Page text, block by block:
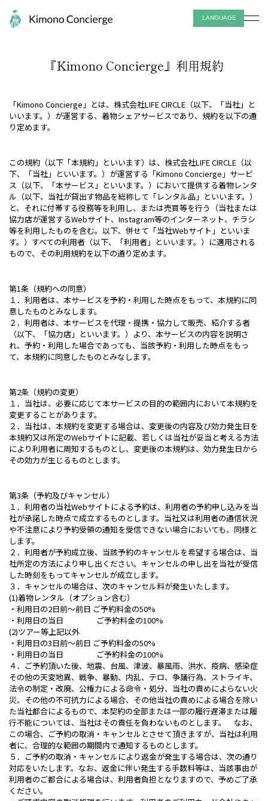
LANGUAGE
中文
『Kimono Concierge』利用規約
「Kimono Concierge」とは、株式会社LIFE CIRCLE（以下、「当社」と
いいます。）が運営する、着物シェアサービスであり、規約を以下の通
り定めます。
この規約（以下「本規約」といいます）は、株式会社LIFE CIRCLE（以
下、「当社」といいます。）が運営する「Kimono Concierge」サービ
ス（以下、「本サービス」といいます。）において提供する着物レンタ
ル（以下、当社が貸出す物品を総称して「レンタル品」といいます。）
と、それに付帯する役務等を利用し、または売買等を行う（当社または
協力店が運営するWebサイト、Instagram等のインターネット、チラシ
等を利用したものを含む。以下、併せて「当社Webサイト」といいま
す。）すべての利用者（以下、「利用者」といいます。）に適用される
もので、その利用規約を以下の通り定めます。
第1条（規約への同意）
１．利用者は、本サービスを予約・利用した時点をもって、本規約に同
意したものとみなします。
２．利用者は、本サービスを代理・提携・協力して販売、紹介する者
（以下、「協力店」といいます。）より、本サービスの内容を説明さ
れ、予約・利用した場合であっても、当該予約・利用した時点をもっ
て、本規約に同意したものとみなします。
第2条（規約の変更）
１．当社は、必要に応じて本サービスの目的の範囲内において本規約を
変更することがあります。
２．当社は、本規約を変更する場合は、変更後の内容及び効力発生日を
本規約又は所定のWebサイトに記載、若しくは当社が妥当と考える方法
により利用者に周知するものとし、変更後の本規約は、効力発生日から
その効力が生じるものとします。
第3条（予約及びキャンセル）
１．利用者の当社Webサイトによる予約は、利用者の予約申し込みを当
社が承諾した時点で成立するものとします。当社又は利用者の通信状況
や不注意により予約受領の通知を受信できない場合においても、同様と
します。
２．利用者が予約成立後、当該予約のキャンセルを希望する場合は、当
社所定の方法により申し出ください。キャンセルの申し出を当社が受信
した時刻をもってキャンセルが成立します。
３．キャンセルの場合は、次のキャンセル料が発生いたします。
(1)着物レンタル（オプション含む）
・利用日の2日前～前日 ご予約料金の50%
・利用日の当日 ご予約料金の100%
(2)ツアー等上記以外
・利用日の3日前～前日 ご予約料金の50%
・利用日の当日 ご予約料金の100%
４．ご予約頂いた後、地震、台風、津波、暴風雨、洪水、疫病、感染症
その他の天変地異、戦争、暴動、内乱、テロ、争議行為、ストライキ、
法令の制定・改廃、公権力による命令・処分、当社の責めによらない火
災、その他の不可抗力による場合、その他当社の責めによる場合を除い
た当社都合によるもので、本契約の全部または一部の履行遅滞または履
行不能については、当社はその責任を負わないものとします。 なお、
この場合、ご予約の取消・キャンセルとさせて頂きますが、当社は利用
者に、合理的な範囲の期間内で通知するものとします。
５．ご予約の取消・キャンセルにより返金が発生する場合は、次の通り
対応をいたします。なお、返金に伴い発生する手数料等は、当該事由が
利用者のご都合による場合は、利用者負担となりますので、予めご了承
ください。